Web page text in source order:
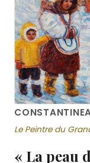
Le Peintre du
« La peau